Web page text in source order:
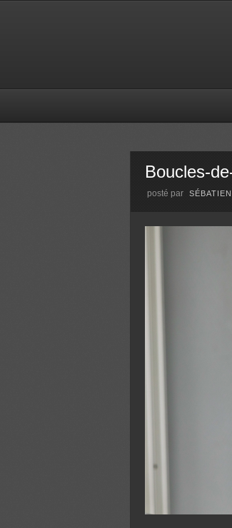
Boucles-
posté par